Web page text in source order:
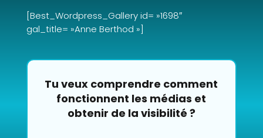
[Best_Wordpress_Gallery id= »1698″
gal_title= »Anne Berthod »]
Tu veux comprendre comment
fonctionnent les médias et
obtenir de la visibilité ?